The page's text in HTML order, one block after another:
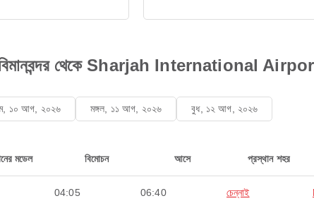
বিমানবন্দর থেকে Sharjah International Airport
১০ আগ, ২০২৬ মঙ্গল, ১১ আগ, ২০২৬ বুধ, ১২ আগ, ২০২৬
মডেল বিমোচন আসে প্রস্থান শহর
04:05 06:40 চেন্নাই